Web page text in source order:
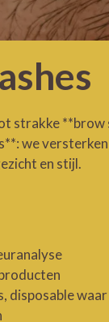
strakke **brow
we
en stijl.
disposable